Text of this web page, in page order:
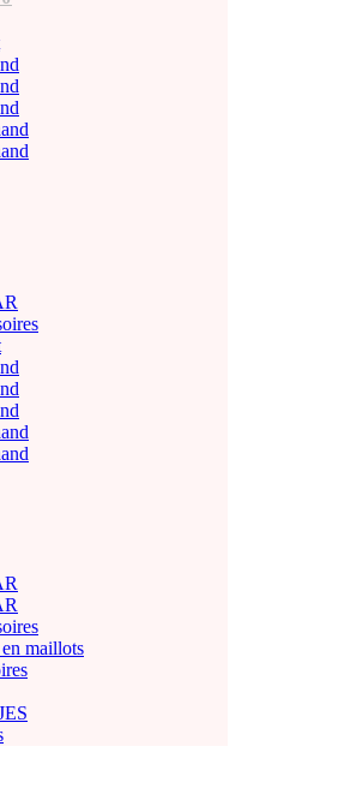
maillots